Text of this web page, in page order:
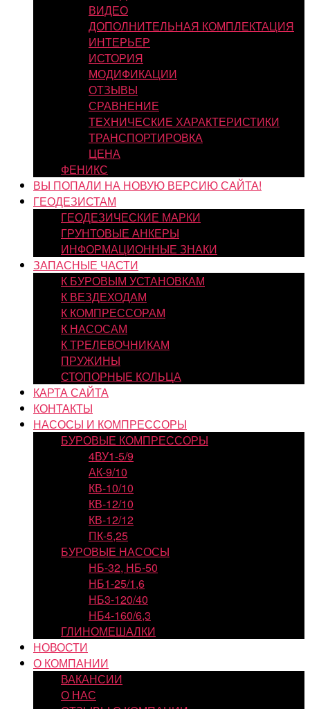
ВИДЕО
ДОПОЛНИТЕЛЬНАЯ КОМПЛЕКТАЦИЯ
ИНТЕРЬЕР
ИСТОРИЯ
МОДИФИКАЦИИ
ОТЗЫВЫ
СРАВНЕНИЕ
ТЕХНИЧЕСКИЕ ХАРАКТЕРИСТИКИ
ТРАНСПОРТИРОВКА
ЦЕНА
ФЕНИКС
ВЫ ПОПАЛИ НА НОВУЮ ВЕРСИЮ САЙТА!
ГЕОДЕЗИСТАМ
ГЕОДЕЗИЧЕСКИЕ МАРКИ
ГРУНТОВЫЕ АНКЕРЫ
ИНФОРМАЦИОННЫЕ ЗНАКИ
ЗАПАСНЫЕ ЧАСТИ
К БУРОВЫМ УСТАНОВКАМ
К ВЕЗДЕХОДАМ
К КОМПРЕССОРАМ
К НАСОСАМ
К ТРЕЛЕВОЧНИКАМ
ПРУЖИНЫ
СТОПОРНЫЕ КОЛЬЦА
КАРТА САЙТА
КОНТАКТЫ
НАСОСЫ И КОМПРЕССОРЫ
БУРОВЫЕ КОМПРЕССОРЫ
4ВУ1-5/9
АК-9/10
КВ-10/10
КВ-12/10
КВ-12/12
ПК-5,25
БУРОВЫЕ НАСОСЫ
НБ-32, НБ-50
НБ1-25/1,6
НБ3-120/40
НБ4-160/6,3
ГЛИНОМЕШАЛКИ
НОВОСТИ
О КОМПАНИИ
ВАКАНСИИ
О НАС